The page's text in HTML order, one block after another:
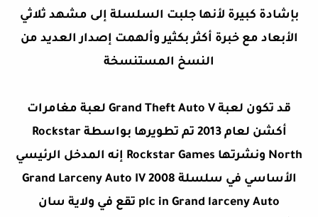
بإشادة كبيرة لأنها جلبت السلسلة إلى مشهد ثلاثي
الأبعاد مع خبرة أكثر بكثير وألهمت إصدار العديد من
النسخ المستنسخة
قد تكون لعبة Grand Theft Auto V لعبة مغامرات
أكشن لعام 2013 تم تطويرها بواسطة Rockstar
North ونشرتها Rockstar Games إنه المدخل الرئيسي
الأساسي في سلسلة Grand Larceny Auto IV 2008
plc in Grand larceny Auto تقع في ولاية سان